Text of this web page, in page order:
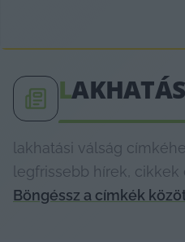
L
lakhatási válság
legfrissebb hírek, cikkek
Böngéssz a címkék